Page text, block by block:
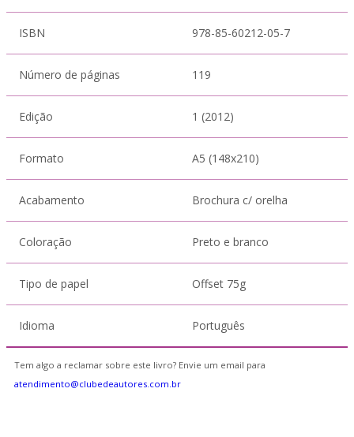
ISBN 978-85-60212-05-7
Número de páginas 119
Edição 1 (2012)
Formato A5 (148x210)
Acabamento Brochura c/ orelha
Coloração Preto e branco
Tipo de papel Offset 75g
Idioma Português
Tem algo a reclamar sobre este livro? Envie um email para
atendimento@clubedeautores.com.br